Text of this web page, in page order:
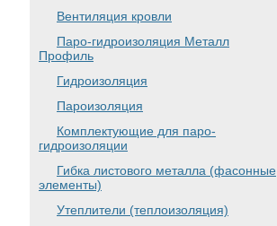
Вентиляция кровли
Паро-гидроизоляция Металл
Профиль
Гидроизоляция
Пароизоляция
Комплектующие для паро-
гидроизоляции
Гибка листового металла (фасонные
элементы)
Утеплители (теплоизоляция)